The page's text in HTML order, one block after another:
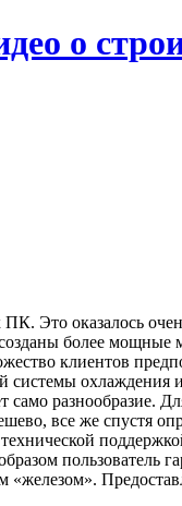
о
Это оказалось
более
клиентов
охлаждения
разнообразие.
все же спустя
пользователь